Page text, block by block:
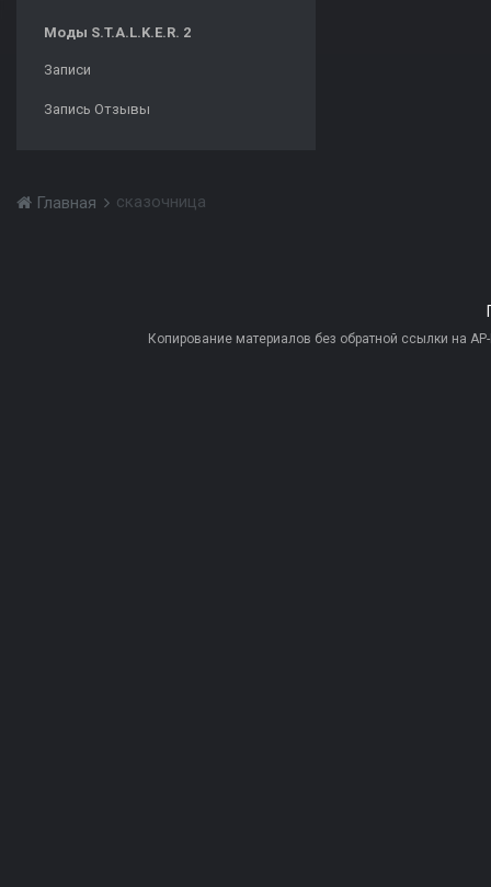
Моды S.T.A.L.K.E.R. 2
Записи
Запись Отзывы
Главная сказочница
Копирование материалов без обратной ссылки на